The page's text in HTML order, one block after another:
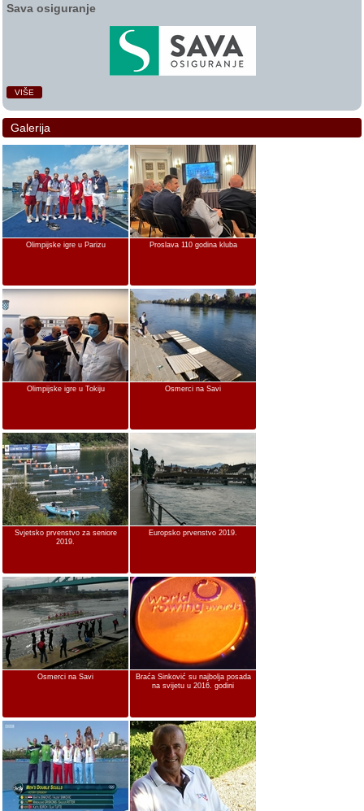
Sava osiguranje
VIŠE
Galerija
Olimpijske igre u Parizu Proslava 110 godina kluba
Olimpijske igre u Tokiju Osmerci na Savi
Svjetsko prvenstvo za seniore
2019.
Europsko prvenstvo 2019.
Osmerci na Savi
Braća Sinković su najbolja posada
na svijetu u 2016. godini